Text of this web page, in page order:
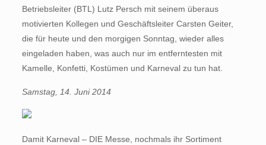
Betriebsleiter (BTL) Lutz Persch mit seinem überaus
motivierten Kollegen und Geschäftsleiter Carsten Geiter,
die für heute und den morgigen Sonntag, wieder alles
eingeladen haben, was auch nur im entferntesten mit
Kamelle, Konfetti, Kostümen und Karneval zu tun hat.
Samstag, 14. Juni 2014
Damit Karneval – DIE Messe, nochmals ihr Sortiment